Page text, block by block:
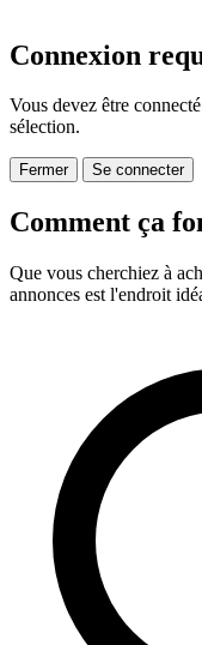
Connexion
Vous devez être
sélection.
Fermer Se connecter
Comment ça
Que vous cherchiez à
annonces est l'endroit